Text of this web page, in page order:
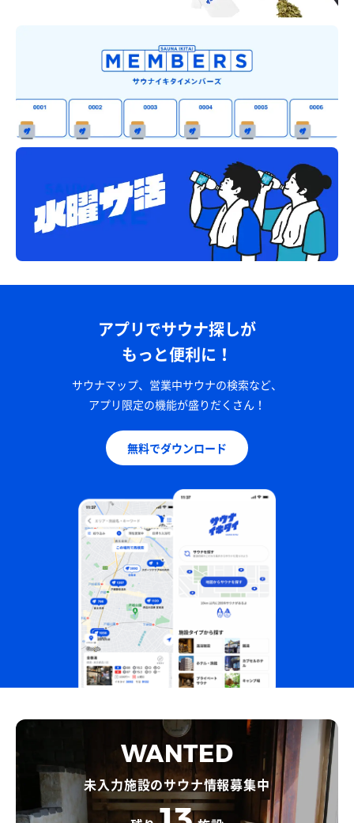
アプリでサウナ探しが
もっと便利に！
サウナマップ、営業中サウナの検索など、
アプリ限定の機能が盛りだくさん！
無料でダウンロード
WANTED
未入力施設のサウナ情報募集中